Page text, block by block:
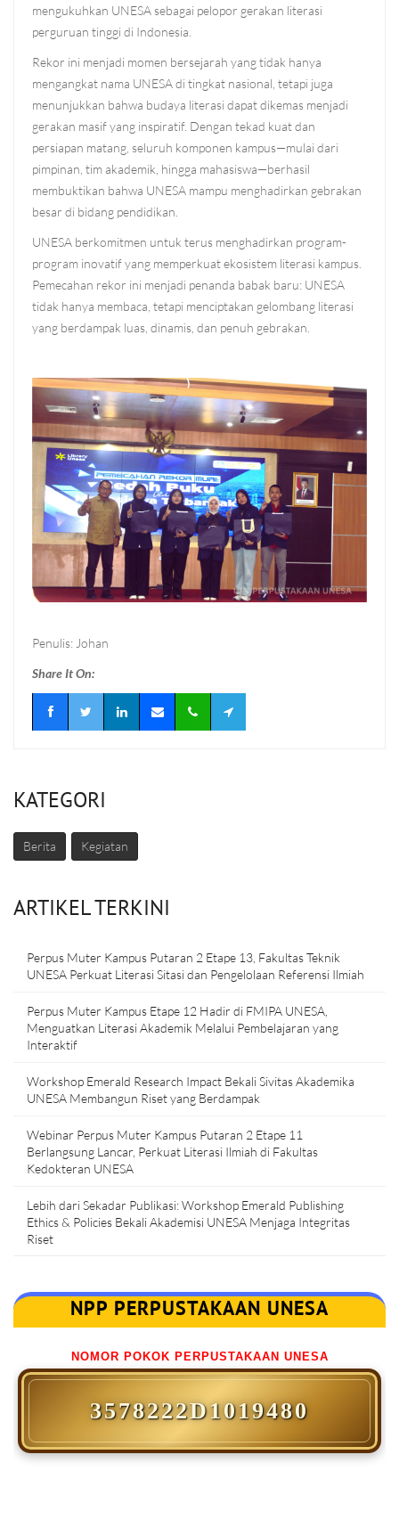
mengukuhkan UNESA sebagai pelopor gerakan literasi
perguruan tinggi di Indonesia.
Rekor ini menjadi momen bersejarah yang tidak hanya
mengangkat nama UNESA di tingkat nasional, tetapi juga
menunjukkan bahwa budaya literasi dapat dikemas menjadi
gerakan masif yang inspiratif. Dengan tekad kuat dan
persiapan matang, seluruh komponen kampus—mulai dari
pimpinan, tim akademik, hingga mahasiswa—berhasil
membuktikan bahwa UNESA mampu menghadirkan gebrakan
besar di bidang pendidikan.
UNESA berkomitmen untuk terus menghadirkan program-
program inovatif yang memperkuat ekosistem literasi kampus.
Pemecahan rekor ini menjadi penanda babak baru: UNESA
tidak hanya membaca, tetapi menciptakan gelombang literasi
yang berdampak luas, dinamis, dan penuh gebrakan.
Penulis: Johan
Share It On:
KATEGORI
Berita Kegiatan
ARTIKEL TERKINI
Perpus Muter Kampus Putaran 2 Etape 13, Fakultas Teknik
UNESA Perkuat Literasi Sitasi dan Pengelolaan Referensi Ilmiah
Perpus Muter Kampus Etape 12 Hadir di FMIPA UNESA,
Menguatkan Literasi Akademik Melalui Pembelajaran yang
Interaktif
Workshop Emerald Research Impact Bekali Sivitas Akademika
UNESA Membangun Riset yang Berdampak
Webinar Perpus Muter Kampus Putaran 2 Etape 11
Berlangsung Lancar, Perkuat Literasi Ilmiah di Fakultas
Kedokteran UNESA
Lebih dari Sekadar Publikasi: Workshop Emerald Publishing
Ethics & Policies Bekali Akademisi UNESA Menjaga Integritas
Riset
NPP PERPUSTAKAAN UNESA
NOMOR POKOK PERPUSTAKAAN UNESA
3578222D1019480